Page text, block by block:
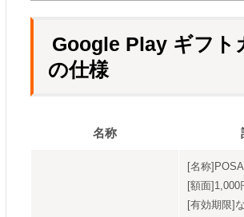
Google Play ギフト
の仕様
名称
[名称
[額面]1,000
[有効期限]